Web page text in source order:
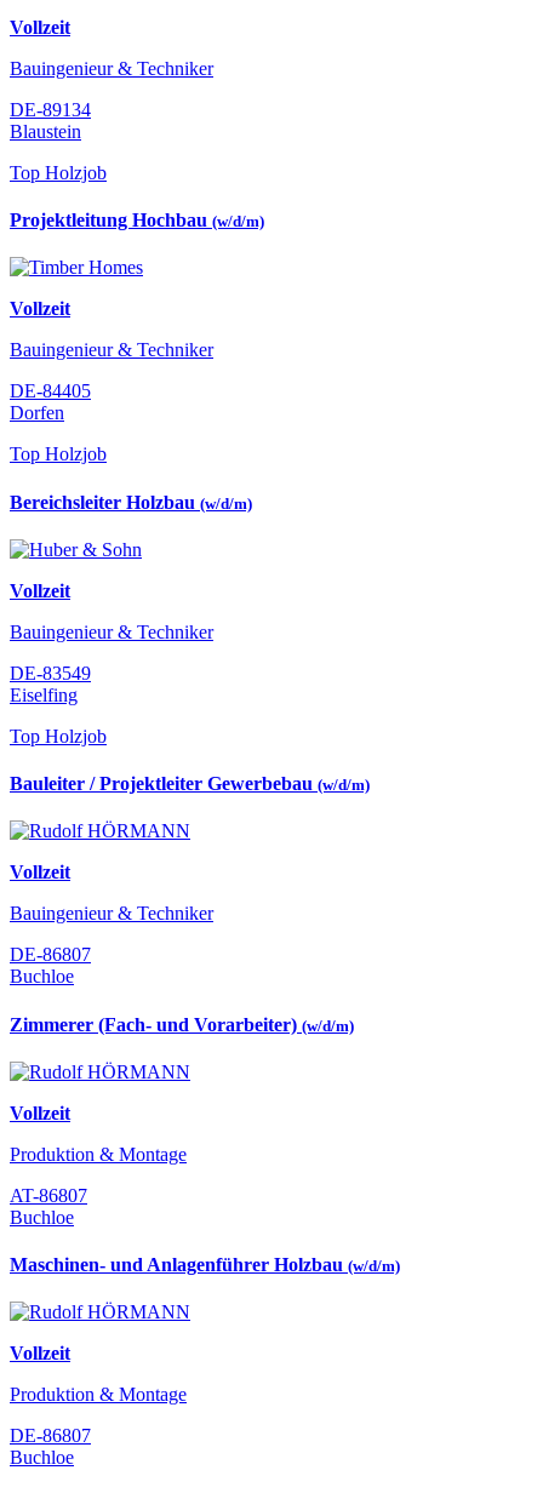
Vollzeit
Bauingenieur & Techniker
DE-89134
Blaustein
Top Holzjob
Projektleitung Hochbau (w/d/m)
Vollzeit
Bauingenieur & Techniker
DE-84405
Dorfen
Top Holzjob
Bereichsleiter Holzbau (w/d/m)
Vollzeit
Bauingenieur & Techniker
DE-83549
Eiselfing
Top Holzjob
Bauleiter / Projektleiter Gewerbebau (w/d/m)
Vollzeit
Bauingenieur & Techniker
DE-86807
Buchloe
Zimmerer (Fach- und Vorarbeiter) (w/d/m)
Vollzeit
Produktion & Montage
AT-86807
Buchloe
Maschinen- und Anlagenführer Holzbau (w/d/m)
Vollzeit
Produktion & Montage
DE-86807
Buchloe